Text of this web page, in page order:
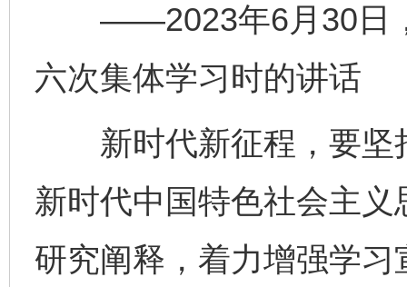
——2023年6月30日，
六次集体学习时的讲话
新时代新征程，要坚
新时代中国特色社会主
研究阐释，着力增强学